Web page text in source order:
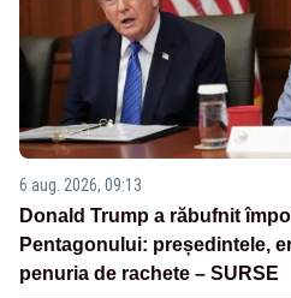
6 aug. 2026, 09:13
Donald Trump a răbufnit
Pentagonului: președintele,
penuria de rachete – SURSE